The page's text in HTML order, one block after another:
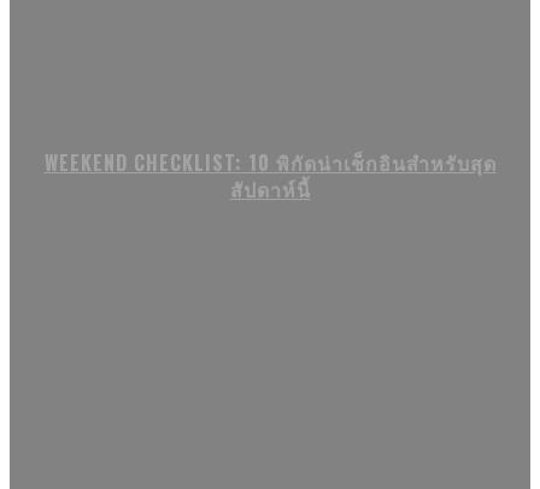
WEEKEND CHECKLIST: 10 พิกัดน่าเช็กอินสำหรับสุด
สัปดาห์นี้